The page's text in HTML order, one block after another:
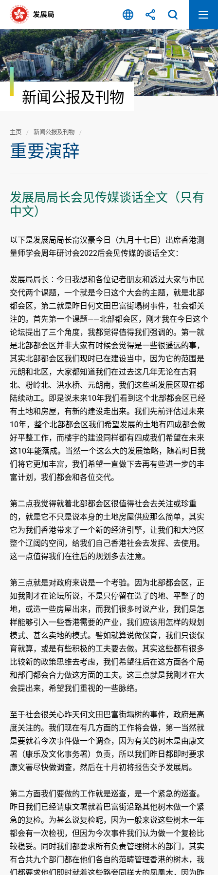
容
开
始
新闻公报及刊物
主页 新闻公报及刊物
重要演辞
发展局局长会见传媒谈话全文（只有
中文）
以下是发展局局长甯汉豪今日（九月十七日）出席香港测
量师学会周年研讨会2022后会见传媒的谈话全文：
发展局局长︰今日我想和各位记者朋友和透过大家与市民
交代两个课题，一个就是今日这个大会的主题，就是北部
都会区，第二就是昨日何文田巴富街塌树事件，社会都关
注的。首先第一个课题——北部都会区，刚才我在今日这个
论坛提出了三个角度，我都觉得值得我们强调的。第一就
是北部都会区并非大家有时候会觉得是一些很遥远的事，
其实北部都会区我们现时已在建设当中，因为它的范围是
元朗和北区，大家都知道我们在过去这几年无论在古洞
北、粉岭北、洪水桥、元朗南，我们这些新发展区现在都
陆续动工。即是说未来10年我们看到这个北部都会区已经
有土地和房屋，有新的建设走出来。我们先前评估过未来
10年，整个北部都会区我们希望发展的土地有四成都会做
好平整工作，而楼宇的建设同样都有四成我们希望在未来
这10年能落成。当然一个这么大的发展策略，随着时日我
们将它更加丰富，我们希望一直做下去再有些进一步的丰
富计划，我们都会和各位交代。
第二点我觉得就着北部都会区很值得社会去关注或珍重
的，就是它不只是说本身的土地房屋供应那么简单，其实
它为我们香港带来了一个新的经济引擎，让我们和大湾区
整个辽阔的空间，给我们自己香港社会去发挥、去使用。
这一点值得我们在往后的规划多去注意。
第三点就是对政府来说是一个考验。因为北部都会区，正
如我刚才在论坛所说，不是只停留在造了的地、平整了的
地，或造一些房屋出来，而我们很多时说产业，我们是怎
样能够引入一些香港需要的产业，我们应该用怎样的规划
模式、甚么卖地的模式。譬如就算说做保育，我们只谈保
育就算，或是有些积极的工夫要去做。其实这些都有很多
比较新的政策思维去考虑，我们希望往后在这方面各个局
和部门都会合力做这方面的工夫。这三点就是我刚才在大
会提出来，希望我们重视的一些脉络。
至于社会很关心昨天何文田巴富街塌树的事件，政府是高
度关注的。我们现在有几方面的工作将会做，第一当然就
是要就着今次事件做一个调查，因为有关的树木是由康文
署（康乐及文化事务署）负责，所以我们昨日都即时要求
康文署尽快做调查，然后在十月初将报告交予发展局。
第二方面我们要做的工作就是巡查，是一个紧急的巡查。
昨日我们已经请康文署就着巴富街沿路其他树木做一个紧
急的复检。为甚么说复检呢，因为一般来说这些树木一年
都会有一次检视，但因为今次事件我们认为做一个复检比
较稳妥。同时我们都要求所有负责管理树木的部门，其实
有合共九个部门都在他们各自的范畴管理香港的树木，我
们都要求他们即时就着这些路旁同样大的凤凰木，因为昨